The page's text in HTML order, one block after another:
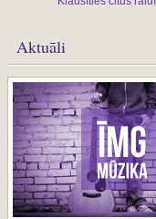
Aktuāli